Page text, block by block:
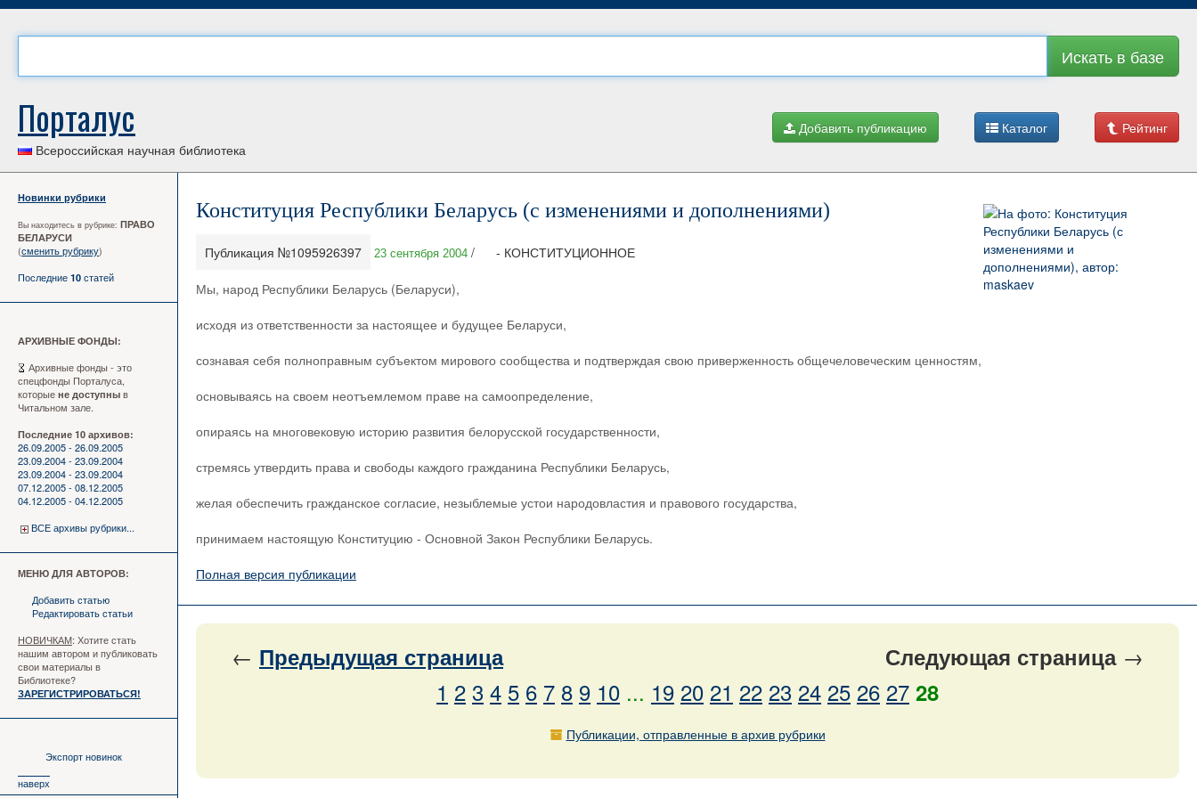
Искать в базе
Рейтинг
Каталог
Добавить публикацию
Порталус
Всероссийская научная библиотека
Новинки рубрики
Вы находитесь в рубрике: ПРАВО
БЕЛАРУСИ
(сменить рубрику)
Последние 10 статей
АРХИВНЫЕ ФОНДЫ:
Архивные фонды - это
спецфонды Порталуса,
которые не доступны в
Читальном зале.
Последние 10 архивов:
26.09.2005 - 26.09.2005
23.09.2004 - 23.09.2004
23.09.2004 - 23.09.2004
07.12.2005 - 08.12.2005
04.12.2005 - 04.12.2005
ВСЕ архивы рубрики...
МЕНЮ ДЛЯ АВТОРОВ:
Добавить статью
Редактировать статьи
НОВИЧКАМ: Хотите стать
нашим автором и публиковать
свои материалы в
Библиотеке?
ЗАРЕГИСТРИРОВАТЬСЯ!
Экспорт новинок
наверх
Конституция Республики Беларусь (с изменениями и дополнениями)
Публикация №1095926397 23 сентября 2004 / - КОНСТИТУЦИОННОЕ
Мы, народ Республики Беларусь (Беларуси),
исходя из ответственности за настоящее и будущее Беларуси,
сознавая себя полноправным субъектом мирового сообщества и подтверждая свою приверженность общечеловеческим ценностям,
основываясь на своем неотъемлемом праве на самоопределение,
опираясь на многовековую историю развития белорусской государственности,
стремясь утвердить права и свободы каждого гражданина Республики Беларусь,
желая обеспечить гражданское согласие, незыблемые устои народовластия и правового государства,
принимаем настоящую Конституцию - Основной Закон Республики Беларусь.
Полная версия публикации
← Предыдущая страница Следующая страница→
1 2 3 4 5 6 7 8 9 10 ... 19 20 21 22 23 24 25 26 27 28
Публикации, отправленные в архив рубрики